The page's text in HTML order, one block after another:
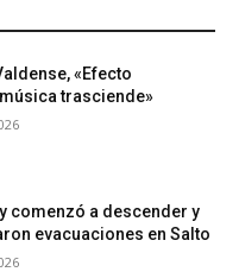
«Efecto
trasciende»
comenzó a descender y
evacuaciones en Salto